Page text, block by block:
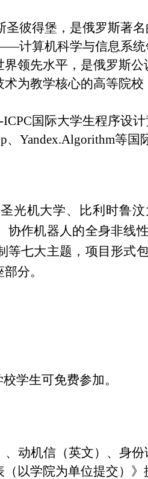
彼得堡，是俄罗斯著名
计算机科学与信息系统
领先水平，是俄罗斯
为教学核心的高等院
国际大学生程序设
、 Yandex.Algorithm等国
光机大学、比利时鲁
作机器人的全身非线
七大主题，项目形式
分。
学生可免费参加。
动机信（英文）、身
以学院为单位提交）